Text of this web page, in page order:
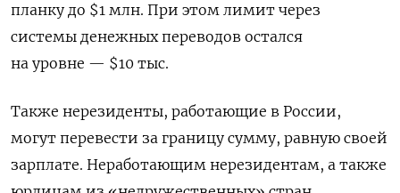
планку до $1 млн. При этом лимит через
системы денежных переводов остался
на уровне — $10 тыс.
Также нерезиденты, работающие в России,
могут перевести за границу сумму, равную своей
зарплате. Неработающим нерезидентам, а также